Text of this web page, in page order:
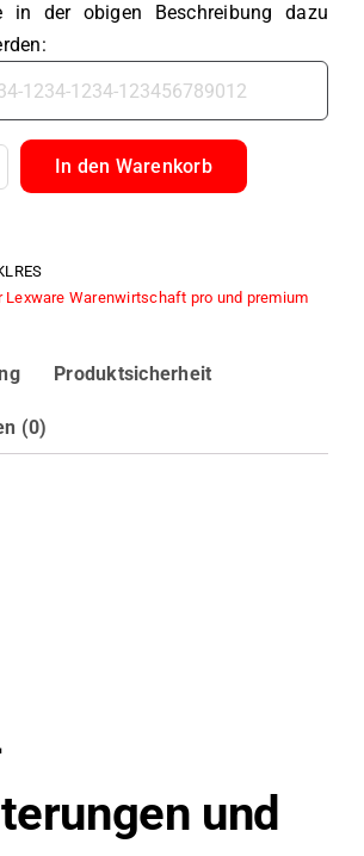
in der obigen Beschreibung dazu
In den Warenkorb
Lexware Warenwirtschaft pro und premium
Produktsicherheit
(0)
und